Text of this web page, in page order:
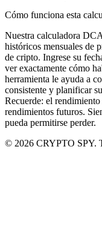
Cómo funciona esta
Nuestra calculadora
históricos mensuales de
de cripto. Ingrese su
ver exactamente cómo
herramienta le ayuda a
consistente y planificar
Recuerde: el
rendimientos futuros.
pueda permitirse perder.
© 2026 CRYPTO SPY.